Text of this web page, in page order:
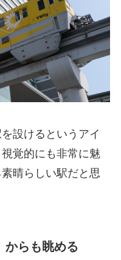
設けるというアイ
覚的にも非常に魅
晴らしい駅だと思
からも眺める